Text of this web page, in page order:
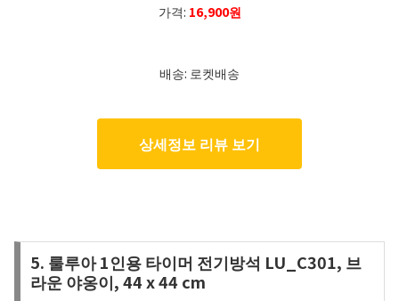
가격: 16,900원
배송: 로켓배송
상세정보 리뷰 보기
5. 룰루아 1인용 타이머 전기방석 LU_C301, 브
라운 야옹이, 44 x 44 cm